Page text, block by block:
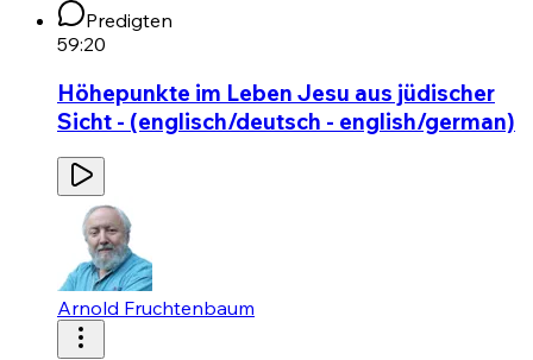
Predigten
59:20
Höhepunkte im Leben Jesu aus jüdischer
Sicht - (englisch/deutsch - english/german)
Arnold Fruchtenbaum